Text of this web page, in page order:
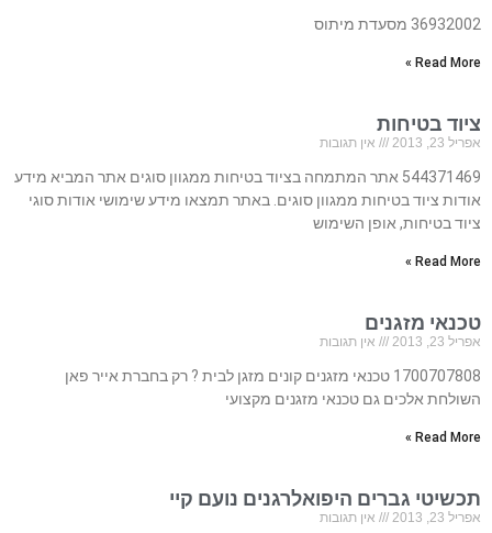
36932002 מסעדת מיתוס
Read More »
ציוד בטיחות
אפריל 23, 2013 אין תגובות
544371469 אתר המתמחה בציוד בטיחות ממגוון סוגים אתר המביא מידע
אודות ציוד בטיחות ממגוון סוגים. באתר תמצאו מידע שימושי אודות סוגי
ציוד בטיחות, אופן השימוש
Read More »
טכנאי מזגנים
אפריל 23, 2013 אין תגובות
1700707808 טכנאי מזגנים קונים מזגן לבית ? רק בחברת אייר פאן
השולחת אלכים גם טכנאי מזגנים מקצועי
Read More »
תכשיטי גברים היפואלרגנים נועם קיי
אפריל 23, 2013 אין תגובות